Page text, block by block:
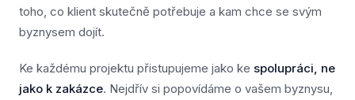
toho, co klient skutečně potřebuje a kam chce se svým
byznysem dojít.
Ke každému projektu přistupujeme jako ke spolupráci, ne
jako k zakázce. Nejdřív si popovídáme o vašem byznysu,